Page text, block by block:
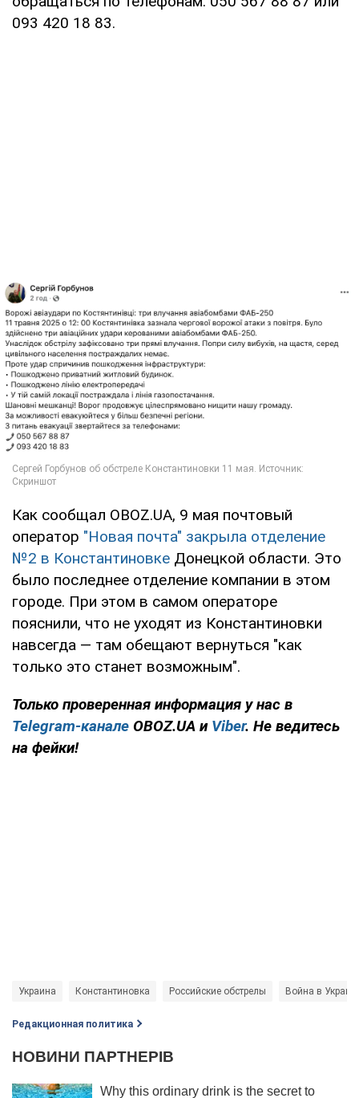
093 420 18 83.
Как сообщал OBOZ.UA, 9 мая почтовый
оператор "Новая почта" закрыла отделение
№2 в Константиновке Донецкой области. Это
было последнее отделение компании в этом
городе. При этом в самом операторе
пояснили, что не уходят из Константиновки
навсегда — там обещают вернуться "как
только это станет возможным".
Только проверенная информация у нас в
Telegram-канале OBOZ.UA и Viber. Не ведитесь
на фейки!
Украина Константиновка Российские обстрелы Война в
Редакционная политика